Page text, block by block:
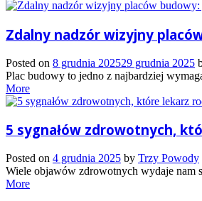
Zdalny nadzór wizyjny
Posted on 8 grudnia 202529 grudnia 2025
Plac budowy to jedno z najbardziej
More
5 sygnałów zdrowotnych,
Posted on 4 grudnia 2025 by Trzy Powody
Wiele objawów zdrowotnych wydaje nam
More